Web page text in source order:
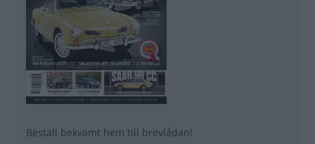
Beställ bekvämt hem till brevlådan!